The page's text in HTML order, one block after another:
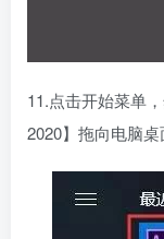
11.点击开始菜单
2020】拖向电脑桌